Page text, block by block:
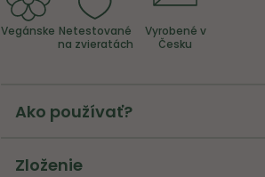
Vegánske Netestované
na zvieratách
Vyrobené v
Česku
Ako používať?
Zloženie